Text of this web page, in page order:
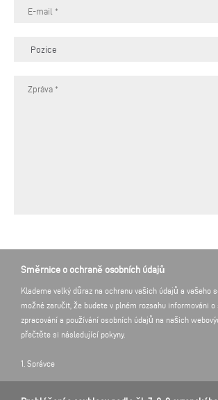
Směrnice o ochraně osobních údajů
Klademe velký důraz na ochranu vašich údajů a vašeho
možné zaručit, že budete v plném rozsahu informováni o
zpracování a používání osobních údajů na našich
přečtěte si následující pokyny.
1. Správce